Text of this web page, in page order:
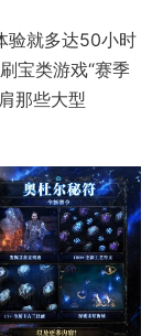
验就多达50小时
宝类游戏“赛季
那些大型